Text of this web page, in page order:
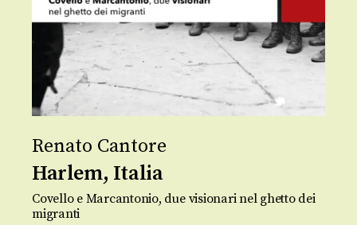
Renato Cantore
Harlem, Italia
Covello e Marcantonio, due visionari nel ghetto dei
migranti